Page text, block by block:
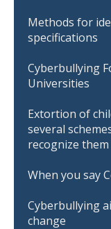
Methods for
specifications
Cyberbullying
Universities
Extortion of
several
recognize them
When you say
Cyberbullying
change